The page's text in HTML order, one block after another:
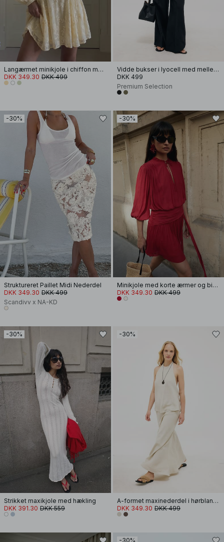
Langærmet minikjole i chiffon med broderi
DKK 349.30 DKK 499
Vidde bukser i lyocell med mellemhøj talje
DKK 499
Premium Selection
-30%
Struktureret Paillet Midi Nederdel
DKK 349.30 DKK 499
Scandivv x NA-KD
-30%
Minikjole med korte ærmer og bindebånd i taljen
DKK 349.30 DKK 499
-30%
Strikket maxikjole med hækling
DKK 391.30 DKK 559
-30%
A-formet maxinederdel i hørblanding med lyocell
DKK 349.30 DKK 499
-30%